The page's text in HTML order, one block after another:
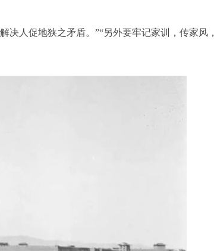
人促地狭之矛盾。”“另外要牢记家训，传家风，